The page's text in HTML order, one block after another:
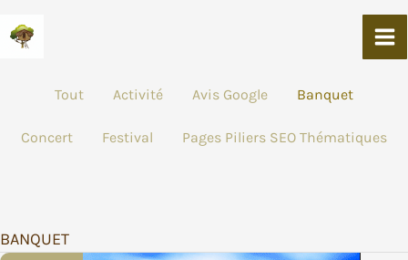
Au
PAR
Tout Activité Avis Google Banquet
Concert Festival Pages Piliers SEO Thématiques
BANQUET